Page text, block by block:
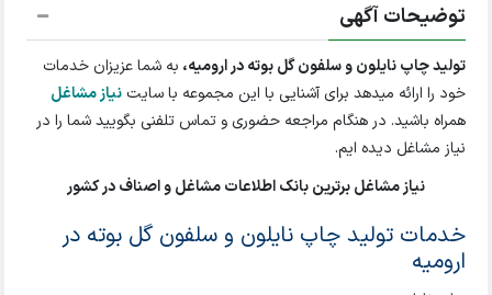
توضیحات آگهی
تولید چاپ نایلون و سلفون گل بوته در ارومیه، به شما عزیزان خدمات
خود را ارائه میدهد برای آشنایی با این مجموعه با سایتنیاز مشاغل
همراه باشید. در هنگام مراجعه حضوری و تماس تلفنی بگویید شما را در
نیاز مشاغل دیده ایم.
نیاز مشاغل برترین بانک اطلاعات مشاغل و اصناف در کشور
خدمات تولید چاپ نایلون و سلفون گل بوته در
ارومیه